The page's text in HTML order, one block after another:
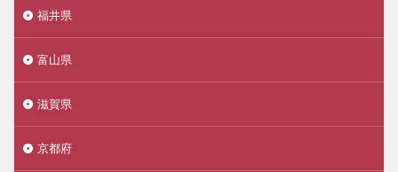
福井県
富山県
滋賀県
京都府